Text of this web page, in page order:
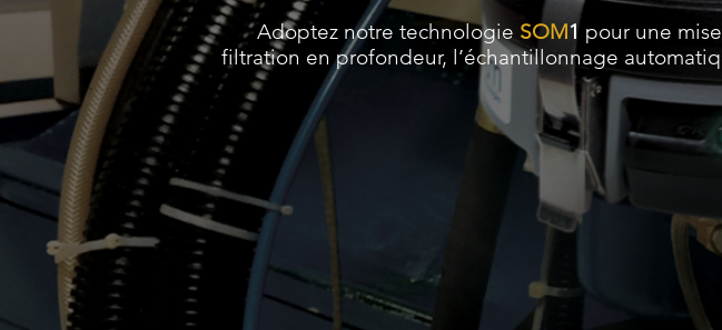
Adoptez notre technologie SOM1 pour une
filtration en profondeur, l’échantillonnage